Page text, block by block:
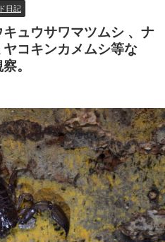
日記
ュウサワマツムシ 、ナ
コキンカメムシ等な
。